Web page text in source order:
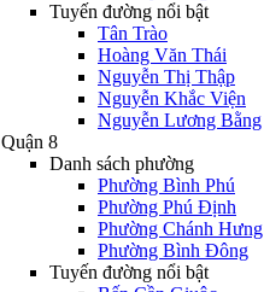
Tuyến đường nổi bật
Tân Trào
Hoàng Văn Thái
Nguyễn Thị Thập
Nguyễn Khắc Viện
Nguyễn Lương Bằng
Quận 8
Danh sách phường
Phường Bình Phú
Phường Phú Định
Phường Chánh Hưng
Phường Bình Đông
Tuyến đường nổi bật